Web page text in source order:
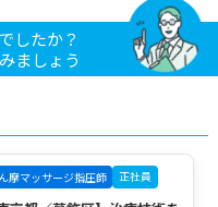
したか？
ましょう
摩マッサージ指圧師 正社員